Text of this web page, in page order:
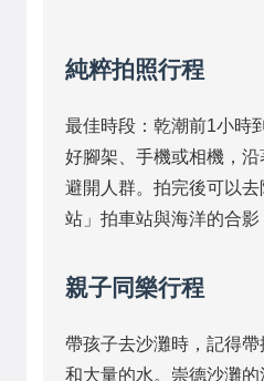
純粹拍照行程
最佳時段：乾潮前1小時
好腳架、手機或相機，沿
避開人群。拍完後可以
站」拍車站與海洋的合影
親子同樂行程
帶孩子去沙灘時，記得
和大量的水。崇德沙灘